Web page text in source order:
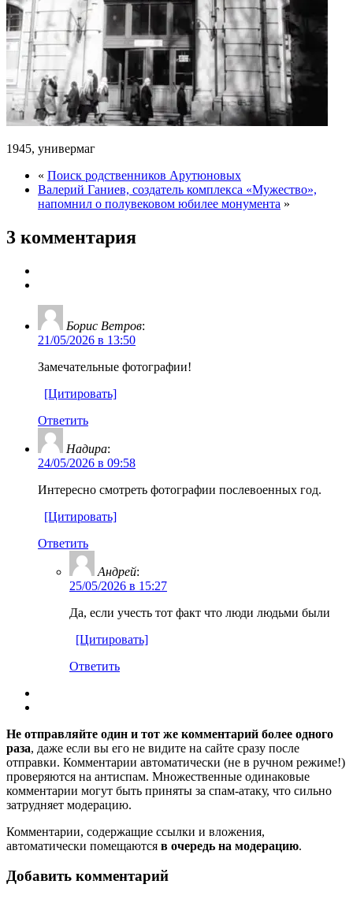
1945, универмаг
« Поиск родственников Арутюновых
Валерий Ганиев, создатель комплекса «Мужество»,
напомнил о полувековом юбилее монумента »
3 комментария
Борис Ветров:
21/05/2026 в 13:50
Замечательные фотографии!
[Цитировать]
Ответить
Надира:
24/05/2026 в 09:58
Интересно смотреть фотографии послевоенных год.
[Цитировать]
Ответить
Андрей:
25/05/2026 в 15:27
Да, если учесть тот факт что люди людьми были
[Цитировать]
Ответить
Не отправляйте один и тот же комментарий более одного
раза, даже если вы его не видите на сайте сразу после
отправки. Комментарии автоматически (не в ручном режиме!)
проверяются на антиспам. Множественные одинаковые
комментарии могут быть приняты за спам-атаку, что сильно
затрудняет модерацию.
Комментарии, содержащие ссылки и вложения,
автоматически помещаются в очередь на модерацию.
Добавить комментарий